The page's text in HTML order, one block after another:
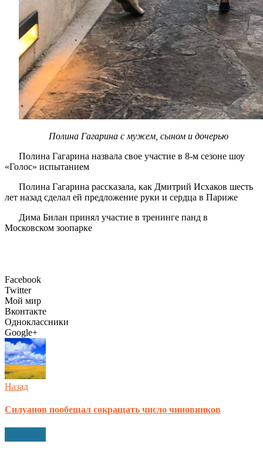
Полина Гагарина с мужем, сыном и дочерью
Полина Гагарина назвала свое участие в 8-м сезоне шоу
«Голос» испытанием
Полина Гагарина рассказала, как Дмитрий Исхаков шесть
лет назад сделал ей предложение руки и сердца в Париже
Дима Билан принял участие в тренинге панд в
Московском зоопарке
Facebook
Twitter
Мой мир
Вконтакте
Одноклассники
Google+
Назад
Силуанов пообещал сокращать число чиновников